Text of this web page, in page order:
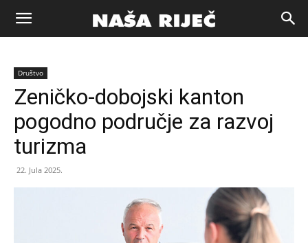
Naša
riječ
Zenica
Društvo
Zeničko-dobojski kanton
pogodno područje za razvoj
turizma
22. Jula 2025.